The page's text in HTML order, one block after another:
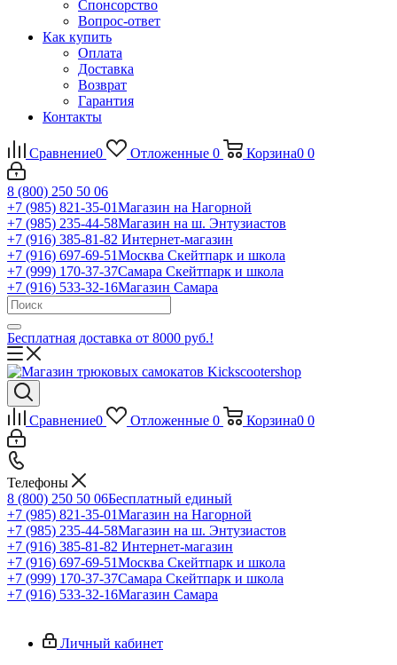
Спонсорство
Вопрос-ответ
Как купить
Оплата
Доставка
Возврат
Гарантия
Контакты
Сравнение0 Отложенные 0 Корзина0 0
8 (800) 250 50 06
+7 (985) 821-35-01Магазин на Нагорной
+7 (985) 235-44-58Магазин на ш. Энтузиастов
+7 (916) 385-81-82 Интернет-магазин
+7 (916) 697-69-51Москва Скейтпарк и школа
+7 (999) 170-37-37Самара Скейтпарк и школа
+7 (916) 533-32-16Магазин Самара
Бесплатная доставка от 8000 руб.!
Сравнение0 Отложенные 0 Корзина0 0
Телефоны
8 (800) 250 50 06Бесплатный единый
+7 (985) 821-35-01Магазин на Нагорной
+7 (985) 235-44-58Магазин на ш. Энтузиастов
+7 (916) 385-81-82 Интернет-магазин
+7 (916) 697-69-51Москва Скейтпарк и школа
+7 (999) 170-37-37Самара Скейтпарк и школа
+7 (916) 533-32-16Магазин Самара
Личный кабинет